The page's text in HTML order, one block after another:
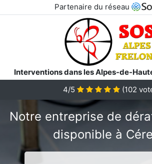
Partenaire du réseau
Interventions dans les Alpes-de-
4/5
(102
Notre entreprise de
disponible à